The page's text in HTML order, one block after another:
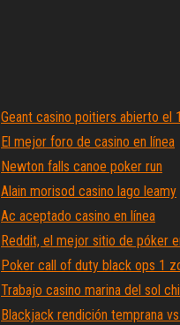
Geant casino poitiers abierto el
El mejor foro de casino en línea
Newton falls canoe poker run
Alain morisod casino lago leamy
Ac aceptado casino en línea
Reddit, el mejor sitio de póker
Poker call of duty black ops 1
Trabajo casino marina del sol
Blackjack rendición temprana